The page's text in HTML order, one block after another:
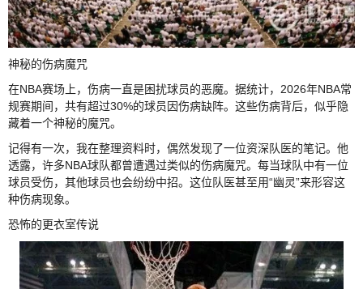
神秘的伤病魔咒
在NBA赛场上，伤病一直是困扰球员的恶魔。据统计，2026年NBA常
规赛期间，共有超过30%的球员因伤病缺阵。这些伤病背后，似乎隐
藏着一个神秘的魔咒。
记得有一次，我在整理资料时，偶然发现了一位资深队医的笔记。他
透露，许多NBA球队都曾遭遇过类似的伤病魔咒。每当球队中有一位
球员受伤，其他球员也会纷纷中招。这位队医甚至用“幽灵”来形容这
种伤病现象。
恐怖的更衣室传说